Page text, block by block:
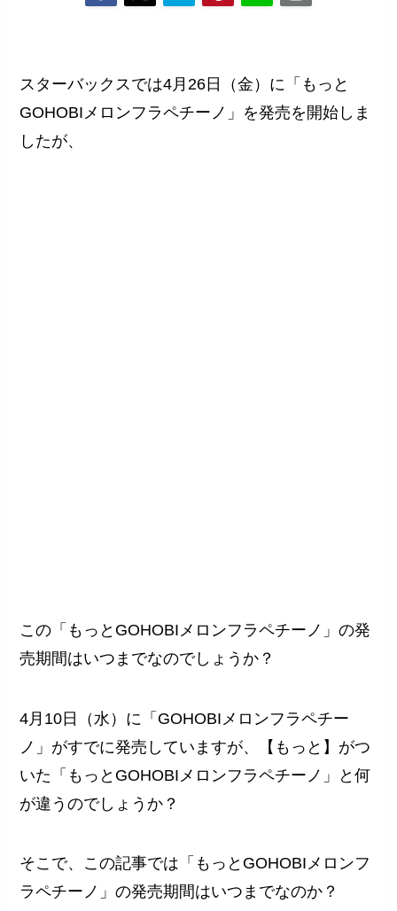
スターバックスでは4月26日（金）に「もっと
GOHOBIメロンフラペチーノ」を発売を開始しま
したが、
この「もっとGOHOBIメロンフラペチーノ」の発
売期間はいつまでなのでしょうか？
4月10日（水）に「GOHOBIメロンフラペチー
ノ」がすでに発売していますが、【もっと】がつ
いた「もっとGOHOBIメロンフラペチーノ」と何
が違うのでしょうか？
そこで、この記事では「もっとGOHOBIメロンフ
ラペチーノ」の発売期間はいつまでなのか？